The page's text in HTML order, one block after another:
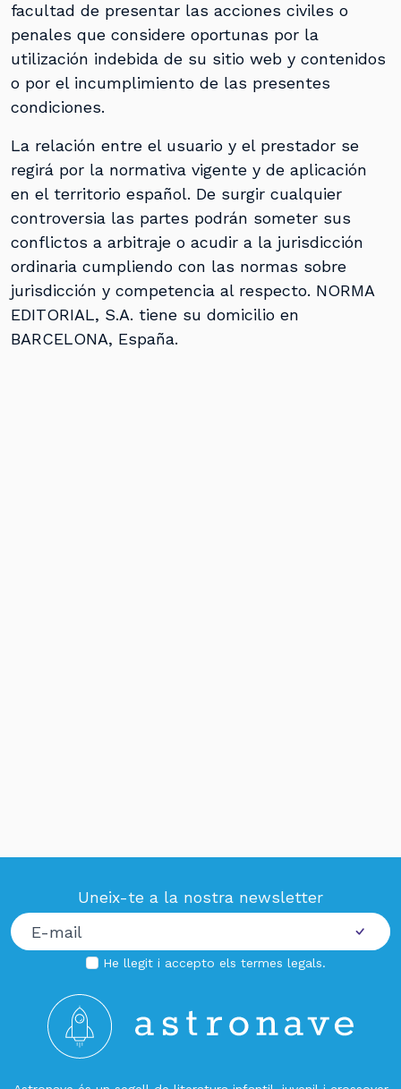
facultad de presentar las acciones civiles o
penales que considere oportunas por la
utilización indebida de su sitio web y contenidos
o por el incumplimiento de las presentes
condiciones.
La relación entre el usuario y el prestador se
regirá por la normativa vigente y de aplicación
en el territorio español. De surgir cualquier
controversia las partes podrán someter sus
conflictos a arbitraje o acudir a la jurisdicción
ordinaria cumpliendo con las normas sobre
jurisdicción y competencia al respecto. NORMA
EDITORIAL, S.A. tiene su domicilio en
BARCELONA, España.
Uneix-te a la nostra newsletter
He llegit i accepto els termes legals.